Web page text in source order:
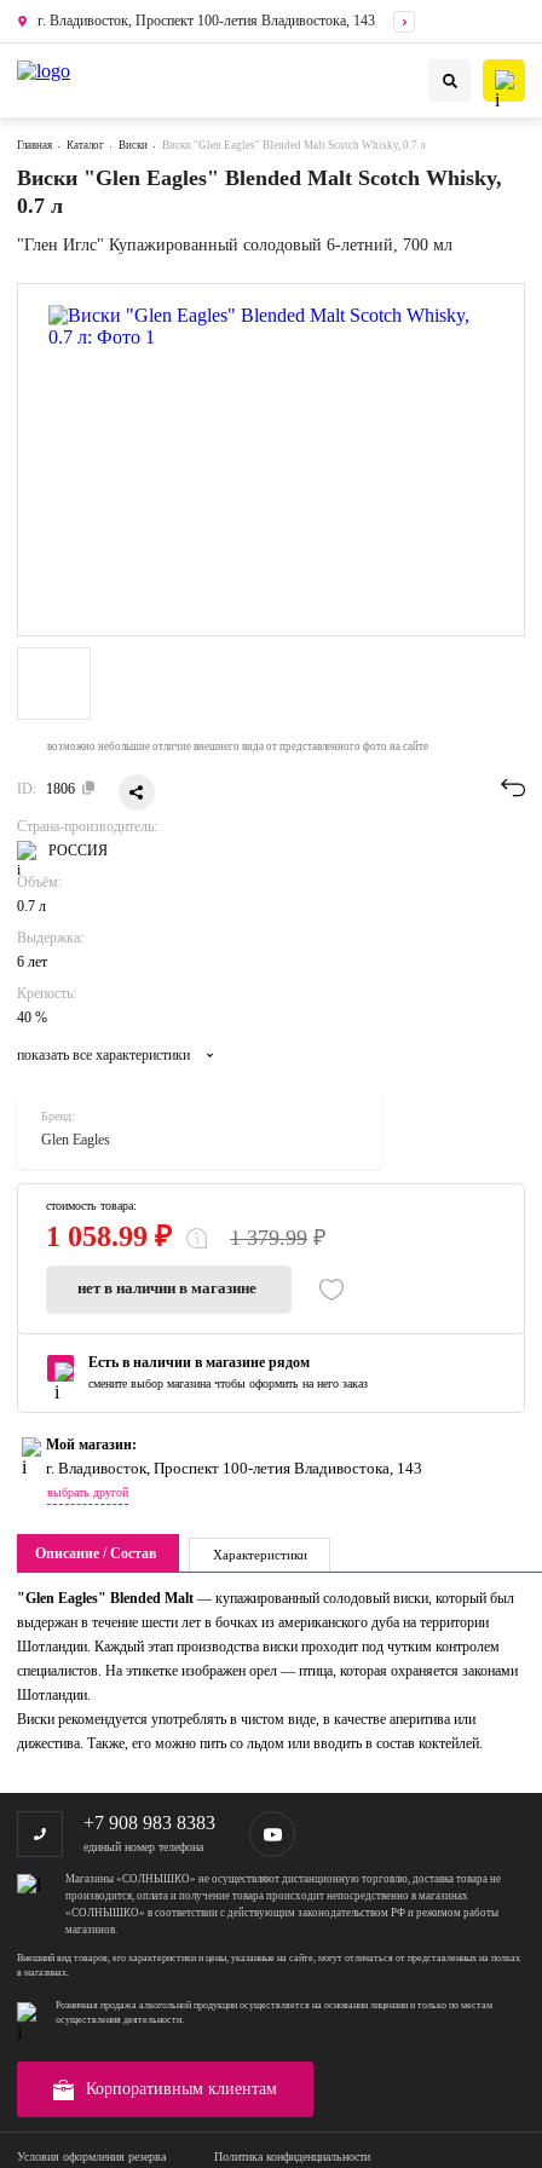
г. Владивосток, Проспект 100-летия Владивостока, 143
Главная Каталог Виски Виски "Glen Eagles" Blended Malt Scotch Whisky, 0.7 л
Виски "Glen Eagles" Blended Malt Scotch Whisky,
0.7 л
"Глен Иглс" Купажированный солодовый 6-летний, 700 мл
возможно небольшие отличие внешнего вида от представленного фото на сайте
ID: 1806
Страна-производитель:
РОССИЯ
Объём:
0.7 л
Выдержка:
6 лет
Крепость:
40 %
показать все характеристики
Бренд:
Glen Eagles
стоимость товара:
1 058.99 ₽ 1 379.99 ₽
нет в наличии в магазине
Есть в наличии в магазине рядом
смените выбор магазина чтобы оформить на него заказ
Мой магазин:
г. Владивосток, Проспект 100-летия Владивостока, 143
выбрать другой
Описание / Состав Характеристики
"Glen Eagles" Blended Malt — купажированный солодовый виски, который был
выдержан в течение шести лет в бочках из американского дуба на территории
Шотландии. Каждый этап производства виски проходит под чутким контролем
специалистов. На этикетке изображен орел — птица, которая охраняется законами
Шотландии.
Виски рекомендуется употреблять в чистом виде, в качестве аперитива или
дижестива. Также, его можно пить со льдом или вводить в состав коктейлей.
+7 908 983 8383
единый номер телефона
Магазины «СОЛНЫШКО» не осуществляют дистанционную торговлю, доставка товара не
производится, оплата и получение товара происходит непосредственно в магазинах
«СОЛНЫШКО» в соответствии с действующим законодательством РФ и режимом работы
магазинов.
Внешний вид товаров, его характеристики и цены, указанные на сайте, могут отличаться от представленных на полках
в магазинах.
Розничная продажа алкогольной продукции осуществляется на основании лицензии и только по местам
осуществления деятельности.
Корпоративным клиентам
Условия оформления резерва Политика конфиденциальности